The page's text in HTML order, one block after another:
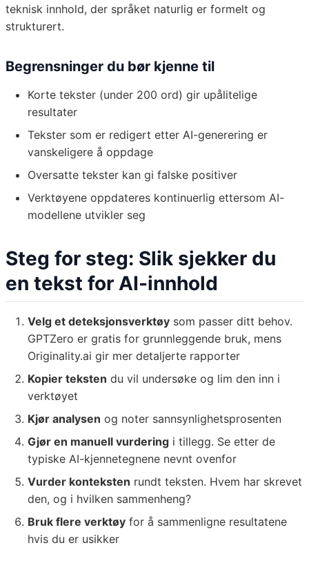
teknisk innhold, der språket naturlig er formelt og
strukturert.
Begrensninger du bør kjenne til
Korte tekster (under 200 ord) gir upålitelige
resultater
Tekster som er redigert etter AI-generering er
vanskeligere å oppdage
Oversatte tekster kan gi falske positiver
Verktøyene oppdateres kontinuerlig ettersom AI-
modellene utvikler seg
Steg for steg: Slik sjekker du
en tekst for AI-innhold
Velg et deteksjonsverktøy som passer ditt behov.
GPTZero er gratis for grunnleggende bruk, mens
Originality.ai gir mer detaljerte rapporter
Kopier teksten du vil undersøke og lim den inn i
verktøyet
Kjør analysen og noter sannsynlighetsprosenten
Gjør en manuell vurdering i tillegg. Se etter de
typiske AI-kjennetegnene nevnt ovenfor
Vurder konteksten rundt teksten. Hvem har skrevet
den, og i hvilken sammenheng?
Bruk flere verktøy for å sammenligne resultatene
hvis du er usikker